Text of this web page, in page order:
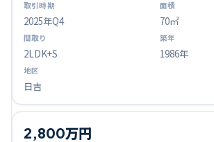
2025年Q4 70㎡
2LDK+S 1986年
日吉
2,800万円